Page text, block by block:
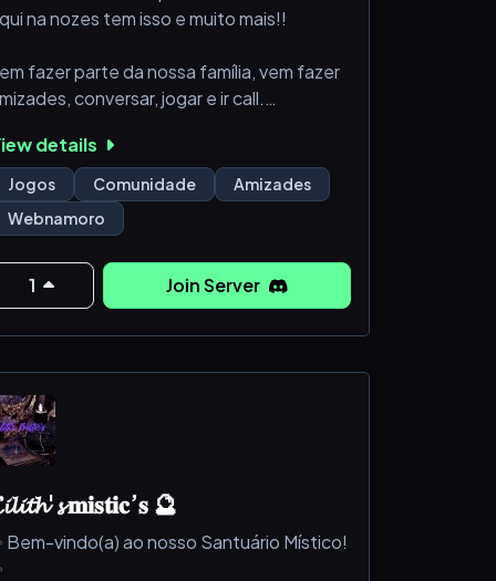
na nozes tem isso e muito mais!!
fazer parte da nossa família, vem fazer
conversar, jogar e ir call.
Temos Suporte de denúncias
Calls direto
Parcerias Organizadas
Boosters com ótimo benefícios.
details
Jogos Comunidade
Amizades
Webnamoro
1 Join Server
𝐦𝐢𝐬𝐭𝐢𝐜’𝐬 🔮
Bem-vindo(a) ao nosso Santuário Místico!